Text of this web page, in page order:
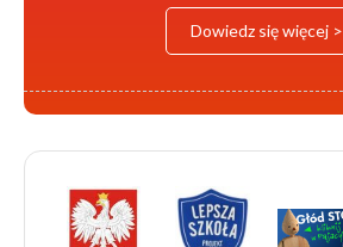
Dowiedz się więcej >
Logotypy